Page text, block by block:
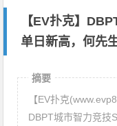
【EV扑克】
单日新高，何先
摘要
【EV扑克
DBPT城市智力竞技